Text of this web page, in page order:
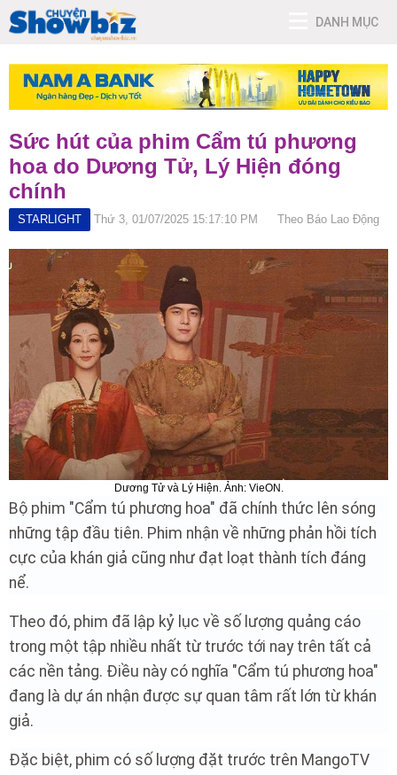
DANH MỤC
Sức hút của phim Cẩm tú phương
hoa do Dương Tử, Lý Hiện đóng
chính
STARLIGHT Thứ 3, 01/07/2025 15:17:10 PM Theo Báo Lao Động
Dương Tử và Lý Hiện. Ảnh: VieON.
Bộ phim "Cẩm tú phương hoa" đã chính thức lên sóng
những tập đầu tiên. Phim nhận về những phản hồi tích
cực của khán giả cũng như đạt loạt thành tích đáng
nể.
Theo đó, phim đã lập kỷ lục về số lượng quảng cáo
trong một tập nhiều nhất từ trước tới nay trên tất cả
các nền tảng. Điều này có nghĩa "Cẩm tú phương hoa"
đang là dự án nhận được sự quan tâm rất lớn từ khán
giả.
Đặc biệt, phim có số lượng đặt trước trên MangoTV